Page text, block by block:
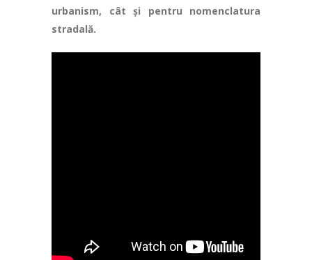
urbanism, cât și pentru nomenclatura
stradală.